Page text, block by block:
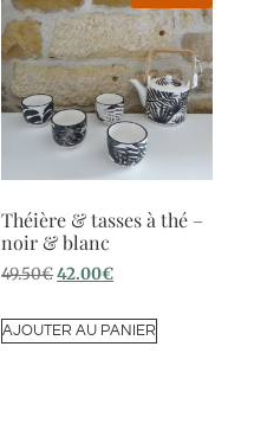
Théière & tasses à thé –
noir & blanc
49.50€42.00€
AJOUTER AU PANIER